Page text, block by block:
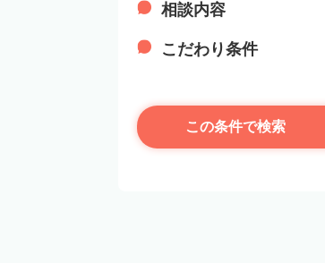
相談内容
こだわり条件
この条件で検索